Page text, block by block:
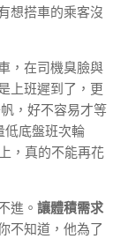
想搭車的乘客沒
，在司機臭臉與
上班遲到了，更
，好不容易才等
低底盤班次輪
，真的不能再花
進。 讓體積需求
不知道，他為了